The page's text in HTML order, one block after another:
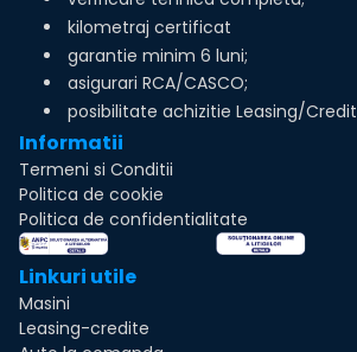
kilometraj certificat
garantie minim 6 luni;
asigurari RCA/CASCO;
posibilitate achizitie Leasing/Credit
Informatii
Termeni si Conditii
Politica de cookie
Politica de confidentialitate
Linkuri utile
Masini
Leasing-credite